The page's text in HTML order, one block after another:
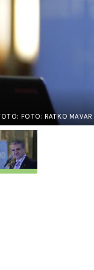
FOTO: RATKO MAVAR